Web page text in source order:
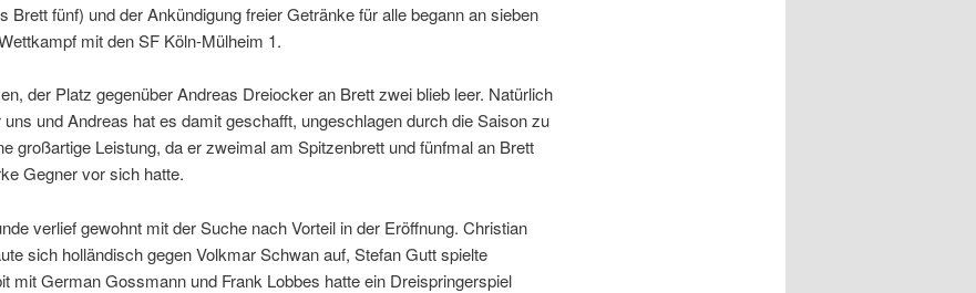
Brett fünf) und der Ankündigung freier Getränke für alle begann an sieben
mit den SF Köln-Mülheim 1.
der Platz gegenüber Andreas Dreiocker an Brett zwei blieb leer. Natürlich
uns und Andreas hat es damit geschafft, ungeschlagen durch die Saison zu
großartige Leistung, da er zweimal am Spitzenbrett und fünfmal an Brett
Gegner vor sich hatte.
verlief gewohnt mit der Suche nach Vorteil in der Eröffnung. Christian
sich holländisch gegen Volkmar Schwan auf, Stefan Gutt spielte
mit German Gossmann und Frank Lobbes hatte ein Dreispringerspiel